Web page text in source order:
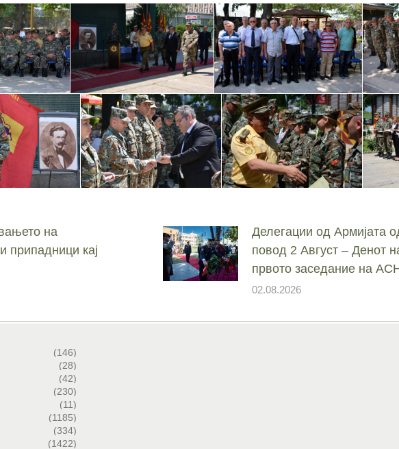
на
припадници кај
Делегации од Армијата
повод 2 Август – Денот
првото заседание на
02.08.2026
(146)
(28)
(42)
(230)
(11)
(1185)
(334)
(1422)